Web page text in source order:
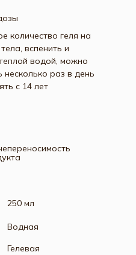
количество геля на
вспенить и
водой, можно
несколько раз в день
с 14 лет
Гелевая
Водная
250 мл